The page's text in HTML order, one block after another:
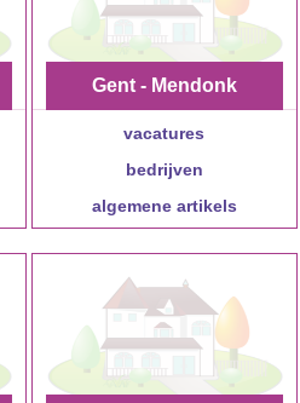
Gent - Mendonk
vacatures
bedrijven
algemene artikels